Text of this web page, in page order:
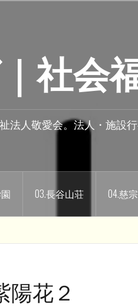
社会
法人敬愛会。法人・施設
03.長谷山荘 04.慈
陽花２